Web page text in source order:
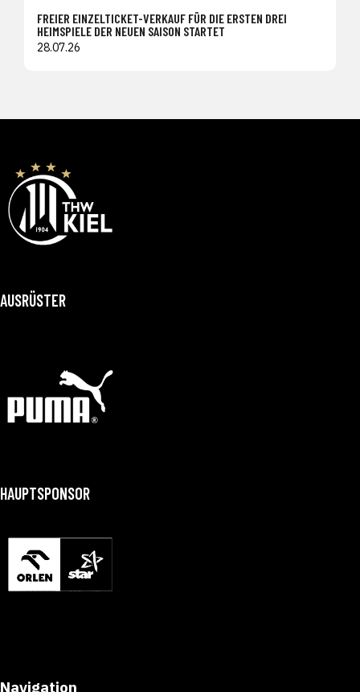
FREIER EINZELTICKET-VERKAUF FÜR DIE ERSTEN DREI
HEIMSPIELE DER NEUEN SAISON STARTET
28.07.26
AUSRÜSTER
HAUPTSPONSOR
Navigation